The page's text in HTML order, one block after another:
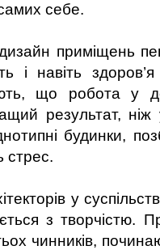
себе.
приміщень
і навіть
що робота у
результат, ніж
будинки,
стрес.
у
з творчістю.
чинників,